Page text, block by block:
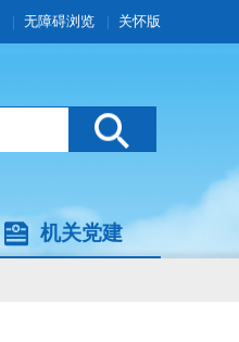
| 无障碍浏览 | 关怀版
机关党建